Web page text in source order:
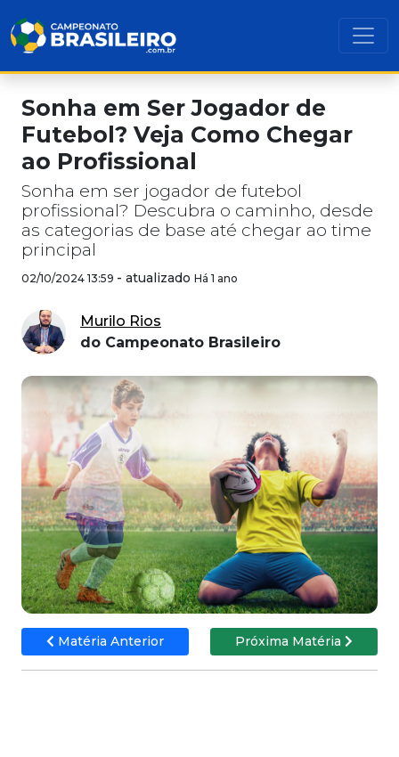
Sonha em Ser Jogador de
Futebol? Veja Como Chegar
ao Profissional
Sonha em ser jogador de futebol
profissional? Descubra o caminho, desde
as categorias de base até chegar ao time
principal
02/10/2024 13:59 - atualizado Há 1 ano
Murilo Rios
do Campeonato Brasileiro
Matéria Anterior Próxima Matéria